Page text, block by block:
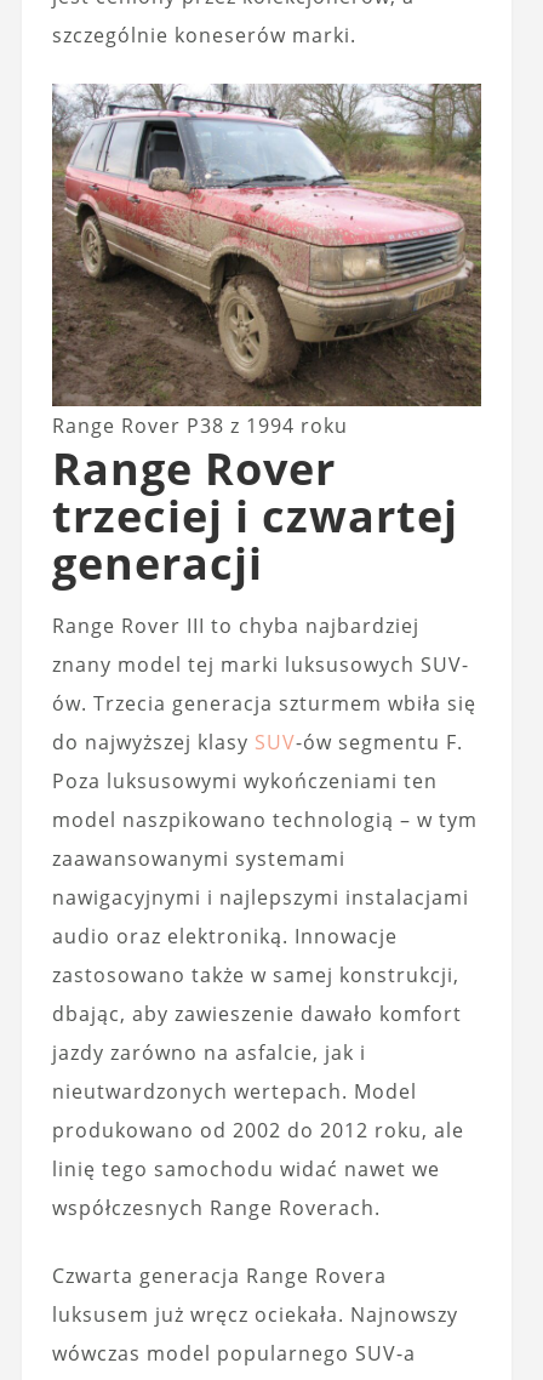
szczególnie koneserów marki.
Range Rover P38 z 1994 roku
Range Rover
trzeciej i czwartej
generacji
Range Rover III to chyba najbardziej
znany model tej marki luksusowych SUV-
ów. Trzecia generacja szturmem wbiła się
do najwyższej klasy SUV-ów segmentu F.
Poza luksusowymi wykończeniami ten
model naszpikowano technologią – w tym
zaawansowanymi systemami
nawigacyjnymi i najlepszymi instalacjami
audio oraz elektroniką. Innowacje
zastosowano także w samej konstrukcji,
dbając, aby zawieszenie dawało komfort
jazdy zarówno na asfalcie, jak i
nieutwardzonych wertepach. Model
produkowano od 2002 do 2012 roku, ale
linię tego samochodu widać nawet we
współczesnych Range Roverach.
Czwarta generacja Range Rovera
luksusem już wręcz ociekała. Najnowszy
wówczas model popularnego SUV-a